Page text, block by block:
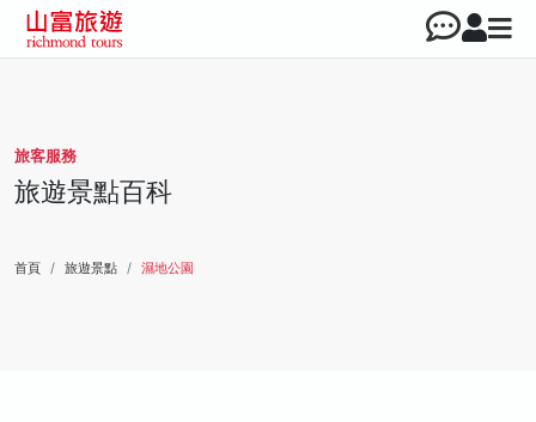
旅客服務
旅遊景點百科
首頁 旅遊景點 濕地公園